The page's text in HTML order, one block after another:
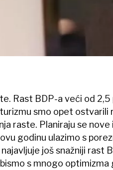
Rast BDP-a veći od 2,5
smo opet ostvarili
raste. Planiraju se nove
godinu ulazimo s
još snažniji rast
s mnogo optimizma